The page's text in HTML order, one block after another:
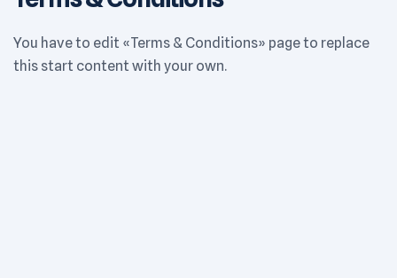
You have to edit «Terms & Conditions» page to replace
this start content with your own.